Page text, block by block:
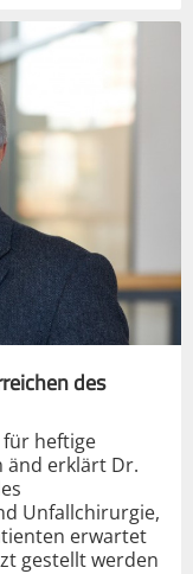
des
für heftige
änd erklärt Dr.
Unfallchirurgie,
erwartet
gestellt werden